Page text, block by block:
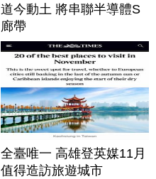
道今動土 將串聯半導體S
廊帶
全臺唯一 高雄登英媒11月
值得造訪旅遊城市